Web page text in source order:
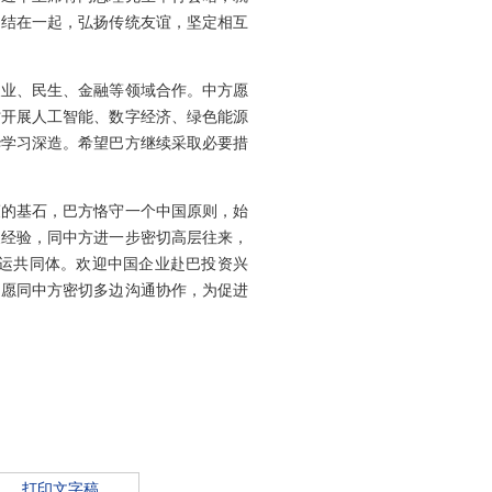
在一起，弘扬传统友谊，坚定相互
、民生、金融等领域合作。中方愿
展人工智能、数字经济、绿色能源
习深造。希望巴方继续采取必要措
基石，巴方恪守一个中国原则，始
验，同中方进一步密切高层往来，
共同体。欢迎中国企业赴巴投资兴
同中方密切多边沟通协作，为促进